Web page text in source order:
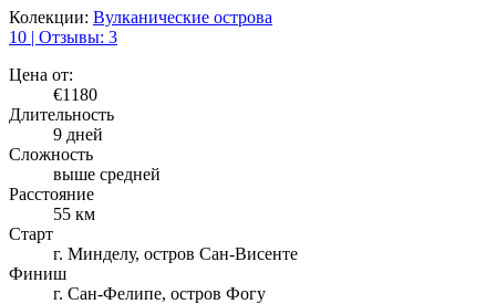
Колекции: Вулканические острова
10 | Отзывы: 3
Цена от:
€1180
Длительность
9 дней
Сложность
выше средней
Расстояние
55 км
Старт
г. Минделу, остров Сан-Висенте
Финиш
г. Сан-Фелипе, остров Фогу